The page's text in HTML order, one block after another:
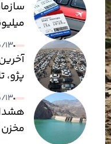
داد
پژو،